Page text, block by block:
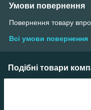
Умови повернення
Повернення товару
Всі умови повернення
Подібні товари